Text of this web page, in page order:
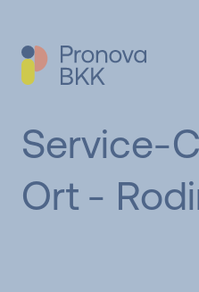
Service-
Ort -